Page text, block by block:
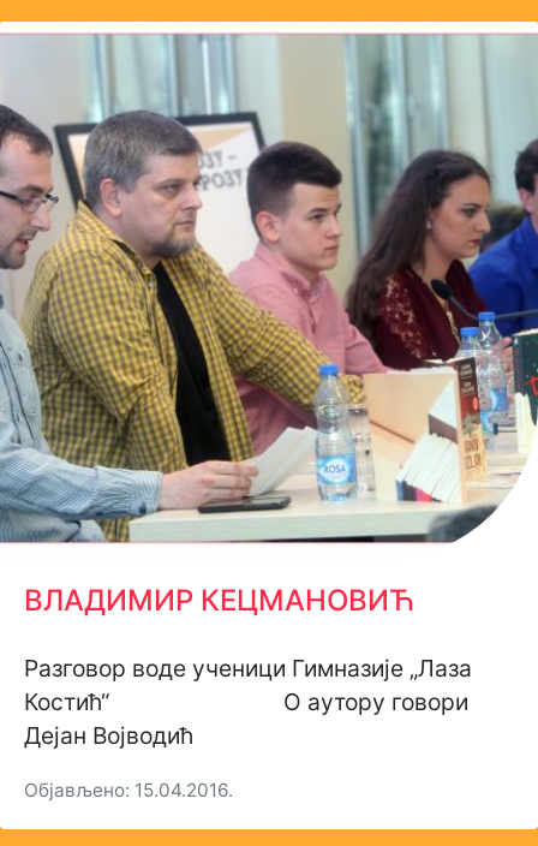
ВЛАДИМИР КЕЦМАНОВИЋ
Разговор воде ученици Гимназије „Лаза
Костић“ О аутору говори
Дејан Војводић
Објављено: 15.04.2016.